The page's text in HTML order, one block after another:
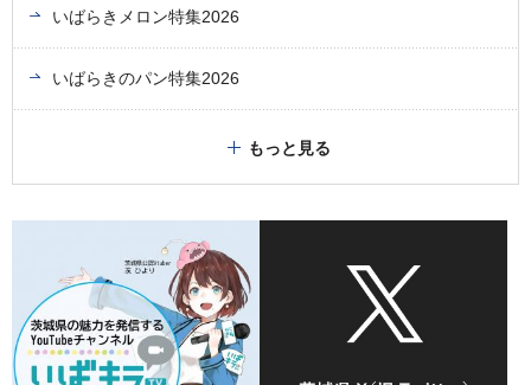
いばらきメロン特集2026
いばらきのパン特集2026
もっと見る